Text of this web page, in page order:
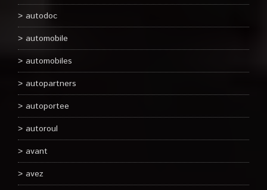
autodoc
automobile
automobiles
autopartners
autoportee
autoroul
avant
avez